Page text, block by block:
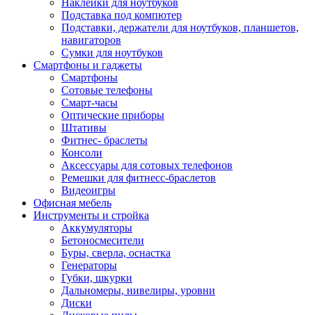
Наклейки для ноутбуков
Подставка под компютер
Подставки, держатели для ноутбуков, планшетов,
навигаторов
Сумки для ноутбуков
Смартфоны и гаджеты
Смартфоны
Сотовые телефоны
Смарт-часы
Оптические приборы
Штативы
Фитнес- браслеты
Консоли
Аксессуары для сотовых телефонов
Ремешки для фитнесс-браслетов
Видеоигры
Офисная мебель
Инструменты и стройка
Аккумуляторы
Бетоносмесители
Буры, сверла, оснастка
Генераторы
Губки, шкурки
Дальномеры, нивелиры, уровни
Диски